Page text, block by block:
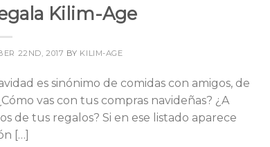
Kilim-Age
22ND, 2017 BY KILIM-AGE
es sinónimo de comidas con amigos, de
vas con tus compras navideñas? ¿A
de tus regalos? Si en ese listado aparece
[…]